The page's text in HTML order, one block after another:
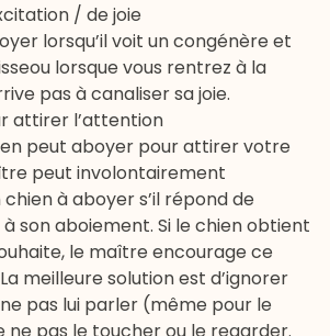
/ de joie
lorsqu’il voit un congénère et
ou lorsque vous rentrez à la
pas à canaliser sa joie.
attirer l’attention
peut aboyer pour attirer votre
peut involontairement
à aboyer s’il répond de
son aboiement. Si le chien obtient
le maître encourage ce
meilleure solution est d’ignorer
pas lui parler (même pour le